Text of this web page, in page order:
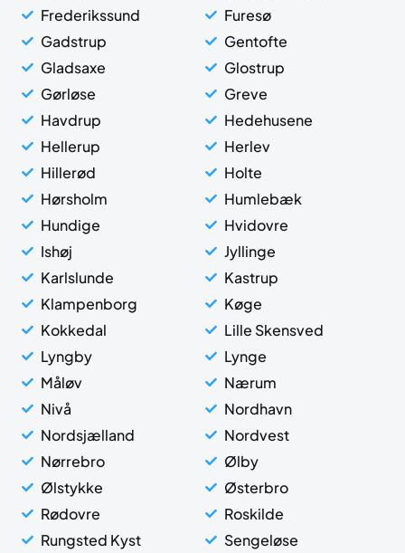
Frederikssund
Furesø
Gadstrup
Gentofte
Gladsaxe
Glostrup
Gørløse
Greve
Havdrup
Hedehusene
Hellerup
Herlev
Hillerød
Holte
Hørsholm
Humlebæk
Hundige
Hvidovre
Ishøj
Jyllinge
Karlslunde
Kastrup
Klampenborg
Køge
Kokkedal
Lille Skensved
Lyngby
Lynge
Måløv
Nærum
Nivå
Nordhavn
Nordsjælland
Nordvest
Nørrebro
Ølby
Ølstykke
Østerbro
Rødovre
Roskilde
Rungsted Kyst
Sengeløse